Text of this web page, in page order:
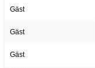
Gäst
Gäst
Gäst